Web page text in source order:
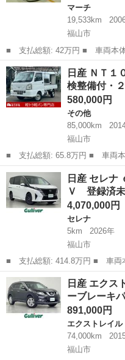
マーチ
19,533km
福山市
■ 支払総額: 42万円 ■ 車両本体価格： 380,000 円 ■ メーカー
名： 日産 ■ 車種名： マー
ＡＣ ナビゲーション レーダ
ＥＴＣ ■ 排気...
広島 福山市 マーチ
日産 ＮＴ１
検整備付・
580,000円
その他
85,000km
福山市
■ 支払総額: 65.8万円 ■ 車両本体価格： 580,000 円 ■ メーカー
名： 日産 ■ 車種名： ＮＴ１
ド名： ＤＸ 車検整備付・２Ｗ
転席エアバッ...
広島 福山市 その他
日産 セレナ
Ｖ 登録済
4,070,000円
セレナ
5km
2026年
福山市
■ 支払総額: 414.8万円 ■ 車両本体価格： 4,070,000 円 ■ メーカ
ー名： 日産 ■ 車種名： セ
ハイウェイスターＶ 登録済未
インフォ...
広島 福山市 セレナ
日産 エクス
ーブレーキ
891,000円
エクストレイル
74,000km
福山市